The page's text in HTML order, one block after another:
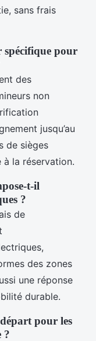
sans frais
spécifique pour
des
non
jusqu’au
de sièges
à la réservation.
t-il
?
de
des zones
une réponse
durable.
pour les
?